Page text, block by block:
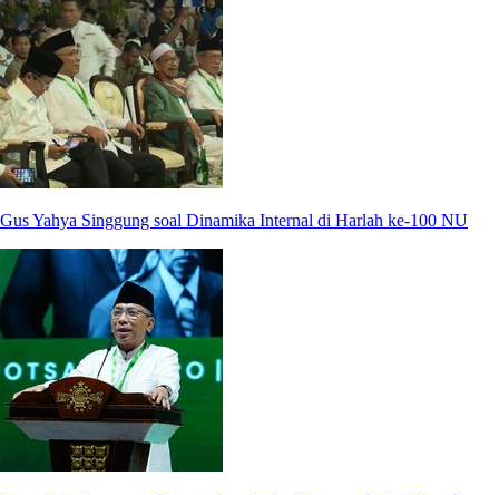
Gus Yahya Singgung soal Dinamika Internal di Harlah ke-100 NU